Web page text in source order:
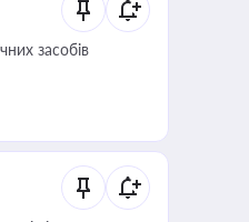
засобів